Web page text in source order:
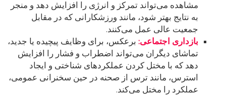
مشاهده می‌تواند تمرکز و انرژی را افزایش دهد و منجر
به نتایج بهتر شود، مانند ورزشکارانی که در مقابل
جمعیت عالی عمل می‌کنند.
بازداری اجتماعی: برعکس، برای وظایف پیچیده یا جدید،
تماشای دیگران می‌تواند اضطراب و فشار را افزایش
دهد که با مختل کردن عملکردهای شناختی و ایجاد
استرس، مانند ترس از صحنه در حین سخنرانی عمومی،
عملکرد را مختل می‌کند.